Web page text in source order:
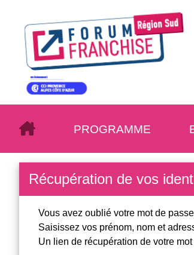
PROGRAMME
Récupération de vos
Vous avez oublié votre mot de passe
Saisissez vos prénom, nom et
Un lien de récupération de votre